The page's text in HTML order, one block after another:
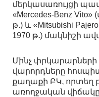
մերկասառույցի
«Mercedes-Benz
թ.) և «Mitsubishi
1970 թ.) մակնիշի
Մինչ փրկարարների
վարորդները
քաղաքի ԲԿ, որտեղ
առողջական